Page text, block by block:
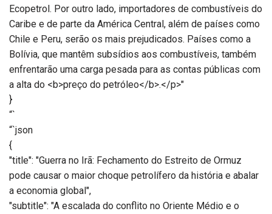
Ecopetrol. Por outro lado, importadores de combustíveis do
Caribe e de parte da América Central, além de países como
Chile e Peru, serão os mais prejudicados. Países como a
Bolívia, que mantêm subsídios aos combustíveis, também
enfrentarão uma carga pesada para as contas públicas com
a alta do <b>preço do petróleo</b>.</p>"
}
“`
“`json
{
"title": "Guerra no Irã: Fechamento do Estreito de Ormuz
pode causar o maior choque petrolífero da história e abalar
a economia global",
"subtitle": "A escalada do conflito no Oriente Médio e o